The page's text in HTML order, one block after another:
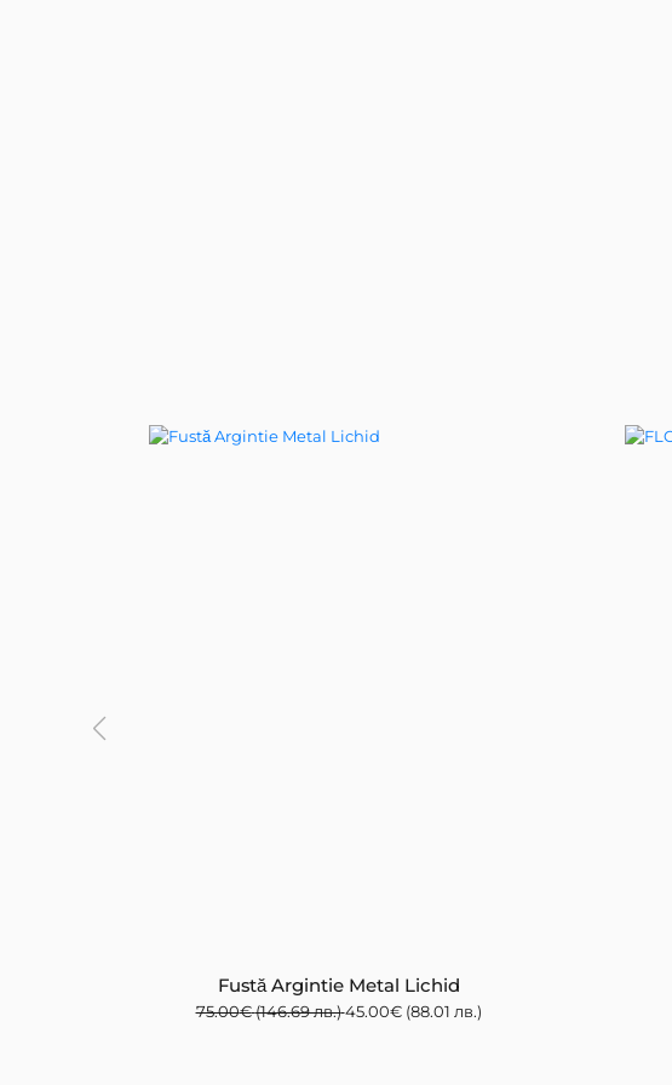
Fustă Argintie Metal Lichid
75.00€(146.69 лв.)45.00€ (88.01 лв.)